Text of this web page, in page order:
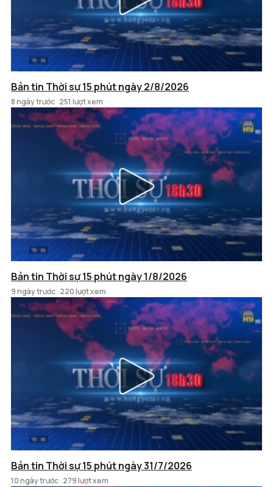
Bản tin Thời sự 15 phút ngày 2/8/2026
8 ngày trước 251 lượt xem
Bản tin Thời sự 15 phút ngày 1/8/2026
9 ngày trước 220 lượt xem
Bản tin Thời sự 15 phút ngày 31/7/2026
10 ngày trước 279 lượt xem